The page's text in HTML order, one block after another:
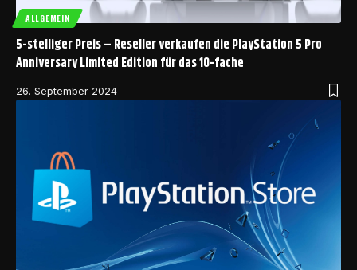
ALLGEMEIN
5-stelliger Preis – Reseller verkaufen die PlayStation 5 Pro
Anniversary Limited Edition für das 10-fache
26. September 2024